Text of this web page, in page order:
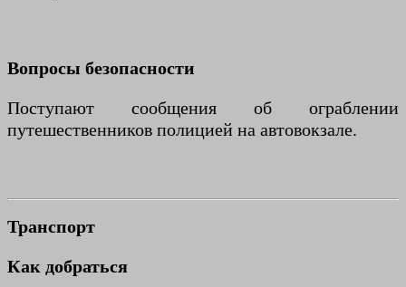
Вопросы безопасности
Поступают сообщения об ограблении
путешественников полицией на автовокзале.
Транспорт
Как добраться